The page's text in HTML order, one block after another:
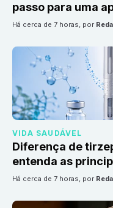
passo para uma
há cerca de 7 horas, por
VIDA SAUDÁVEL
Diferença de
entenda as
há cerca de 7 horas, por